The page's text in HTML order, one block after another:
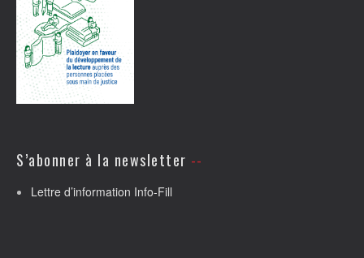
S’abonner à la newsletter
Lettre d’information Info-Fill